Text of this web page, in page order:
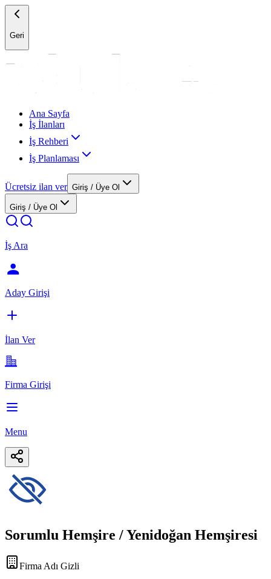
Geri
Ana Sayfa
İş İlanları
İş Rehberi
İş Planlaması
Ücretsiz ilan ver Giriş / Üye Ol
Giriş / Üye Ol
İş Ara
Aday Girişi
İlan Ver
Firma Girişi
Menu
Sorumlu Hemşire / Yenidoğan Hemşiresi
Firma Adı Gizli